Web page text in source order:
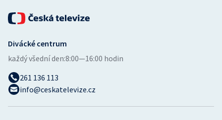
Divácké centrum
každý všední den:8:00—16:00 hodin
261 136 113
info@ceskatelevize.cz